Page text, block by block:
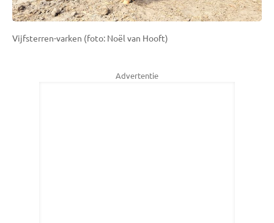
Vijfsterren-varken (foto: Noël van Hooft)
Advertentie